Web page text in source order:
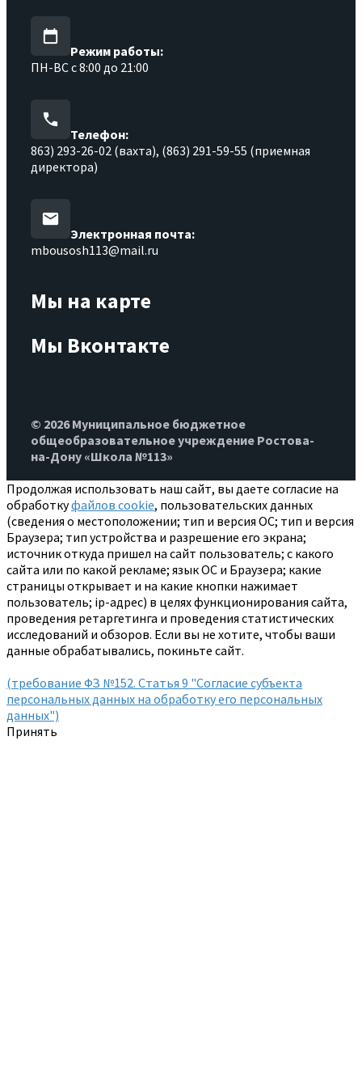
Режим работы:
ПН-ВС с 8:00 до 21:00
Телефон:
863) 293-26-02 (вахта), (863) 291-59-55 (приемная
директора)
Электронная почта:
mbousosh113@mail.ru
Мы на карте
Мы Вконтакте
© 2026 Муниципальное бюджетное
общеобразовательное учреждение Ростова-
на-Дону «Школа №113»
Продолжая использовать наш сайт, вы даете согласие на
обработкуфайлов cookie, пользовательских данных
(сведения о местоположении; тип и версия ОС; тип и версия
Браузера; тип устройства и разрешение его экрана;
источник откуда пришел на сайт пользователь; с какого
сайта или по какой рекламе; язык ОС и Браузера; какие
страницы открывает и на какие кнопки нажимает
пользователь; ip-адрес) в целях функционирования сайта,
проведения ретаргетинга и проведения статистических
исследований и обзоров. Если вы не хотите, чтобы ваши
данные обрабатывались, покиньте сайт.
(требование ФЗ №152. Статья 9 "Согласие субъекта
персональных данных на обработку его персональных
данных")
Принять